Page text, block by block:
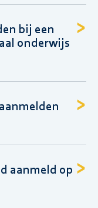
bij een
onderwijs
aanmeld op